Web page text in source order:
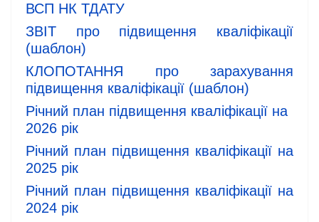
ВСП НК ТДАТУ
ЗВІТ про підвищення кваліфікації
(шаблон)
КЛОПОТАННЯ про зарахування
підвищення кваліфікації (шаблон)
Річний план підвищення кваліфікації на
2026 рік
Річний план підвищення кваліфікації на
2025 рік
Річний план підвищення кваліфікації на
2024 рік